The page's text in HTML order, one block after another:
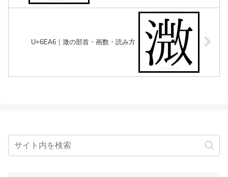
U+6EA6｜溦の部首・画数・読み方